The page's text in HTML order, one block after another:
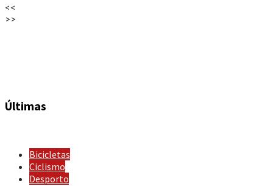
<<
>>
Últimas
Bicicletas
Ciclismo
Desporto